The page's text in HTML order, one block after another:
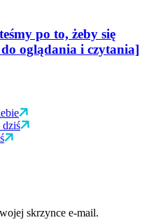
po to, żeby się
oglądania i czytania]
dziś
skrzynce e-mail.